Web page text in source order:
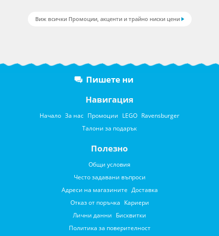
Виж всички Промоции, акценти и трайно ниски цени
Пишете ни
Навигация
Начало За нас Промоции LEGO Ravensburger
Талони за подарък
Полезно
Общи условия
Често задавани въпроси
Адреси на магазините Доставка
Отказ от поръчка Кариери
Лични данни Бисквитки
Политика за поверителност